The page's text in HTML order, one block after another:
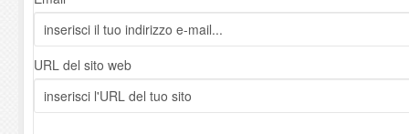
URL del sito web